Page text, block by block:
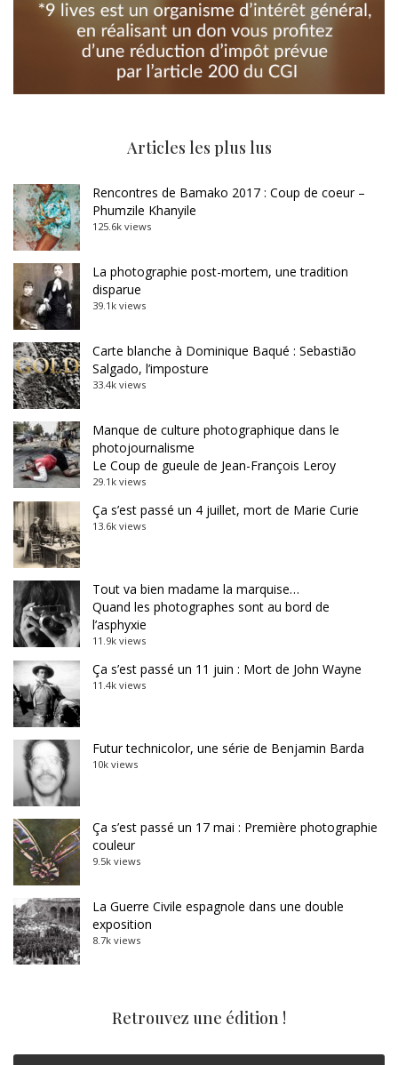
Articles les plus lus
Rencontres de Bamako 2017 : Coup de coeur –
Phumzile Khanyile
125.6k views
La photographie post-mortem, une tradition
disparue
39.1k views
Carte blanche à Dominique Baqué : Sebastião
Salgado, l’imposture
33.4k views
Manque de culture photographique dans le
photojournalisme
Le Coup de gueule de Jean-François Leroy
29.1k views
Ça s’est passé un 4 juillet, mort de Marie Curie
13.6k views
Tout va bien madame la marquise…
Quand les photographes sont au bord de
l’asphyxie
11.9k views
Ça s’est passé un 11 juin : Mort de John Wayne
11.4k views
Futur technicolor, une série de Benjamin Barda
10k views
Ça s’est passé un 17 mai : Première photographie
couleur
9.5k views
La Guerre Civile espagnole dans une double
exposition
8.7k views
Retrouvez une édition !